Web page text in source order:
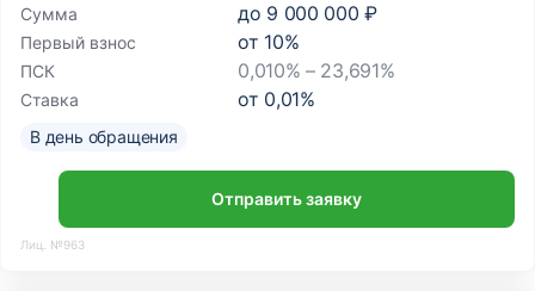
Сумма до 9 000 000 ₽
Первый взнос от 10%
ПСК 0,010% – 23,691%
Ставка от 0,01%
В день обращения
Отправить заявку
Лиц. №963